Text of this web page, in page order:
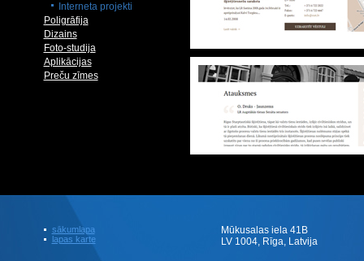
Interneta projekti
Poligrāfija
Dizains
Foto-studija
Aplikācijas
Preču zīmes
sākumlapa
lapas karte
Mūkusalas iela 41B
LV 1004, Rīga, Latvija